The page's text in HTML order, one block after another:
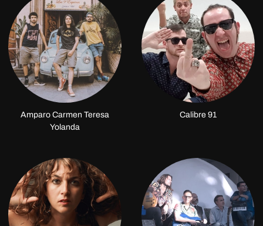
Amparo Carmen Teresa
Yolanda
Calibre 91